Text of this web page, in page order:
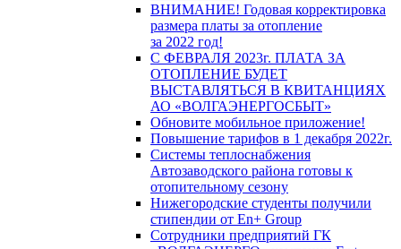
ВНИМАНИЕ! Годовая корректировка
размера платы за отопление
за 2022 год!
С ФЕВРАЛЯ 2023г. ПЛАТА ЗА
ОТОПЛЕНИЕ БУДЕТ
ВЫСТАВЛЯТЬСЯ В КВИТАНЦИЯХ
АО «ВОЛГАЭНЕРГОСБЫТ»
Обновите мобильное приложение!
Повышение тарифов в 1 декабря 2022г.
Системы теплоснабжения
Автозаводского района готовы к
отопительному сезону
Нижегородские студенты получили
стипендии от En+ Group
Сотрудники предприятий ГК